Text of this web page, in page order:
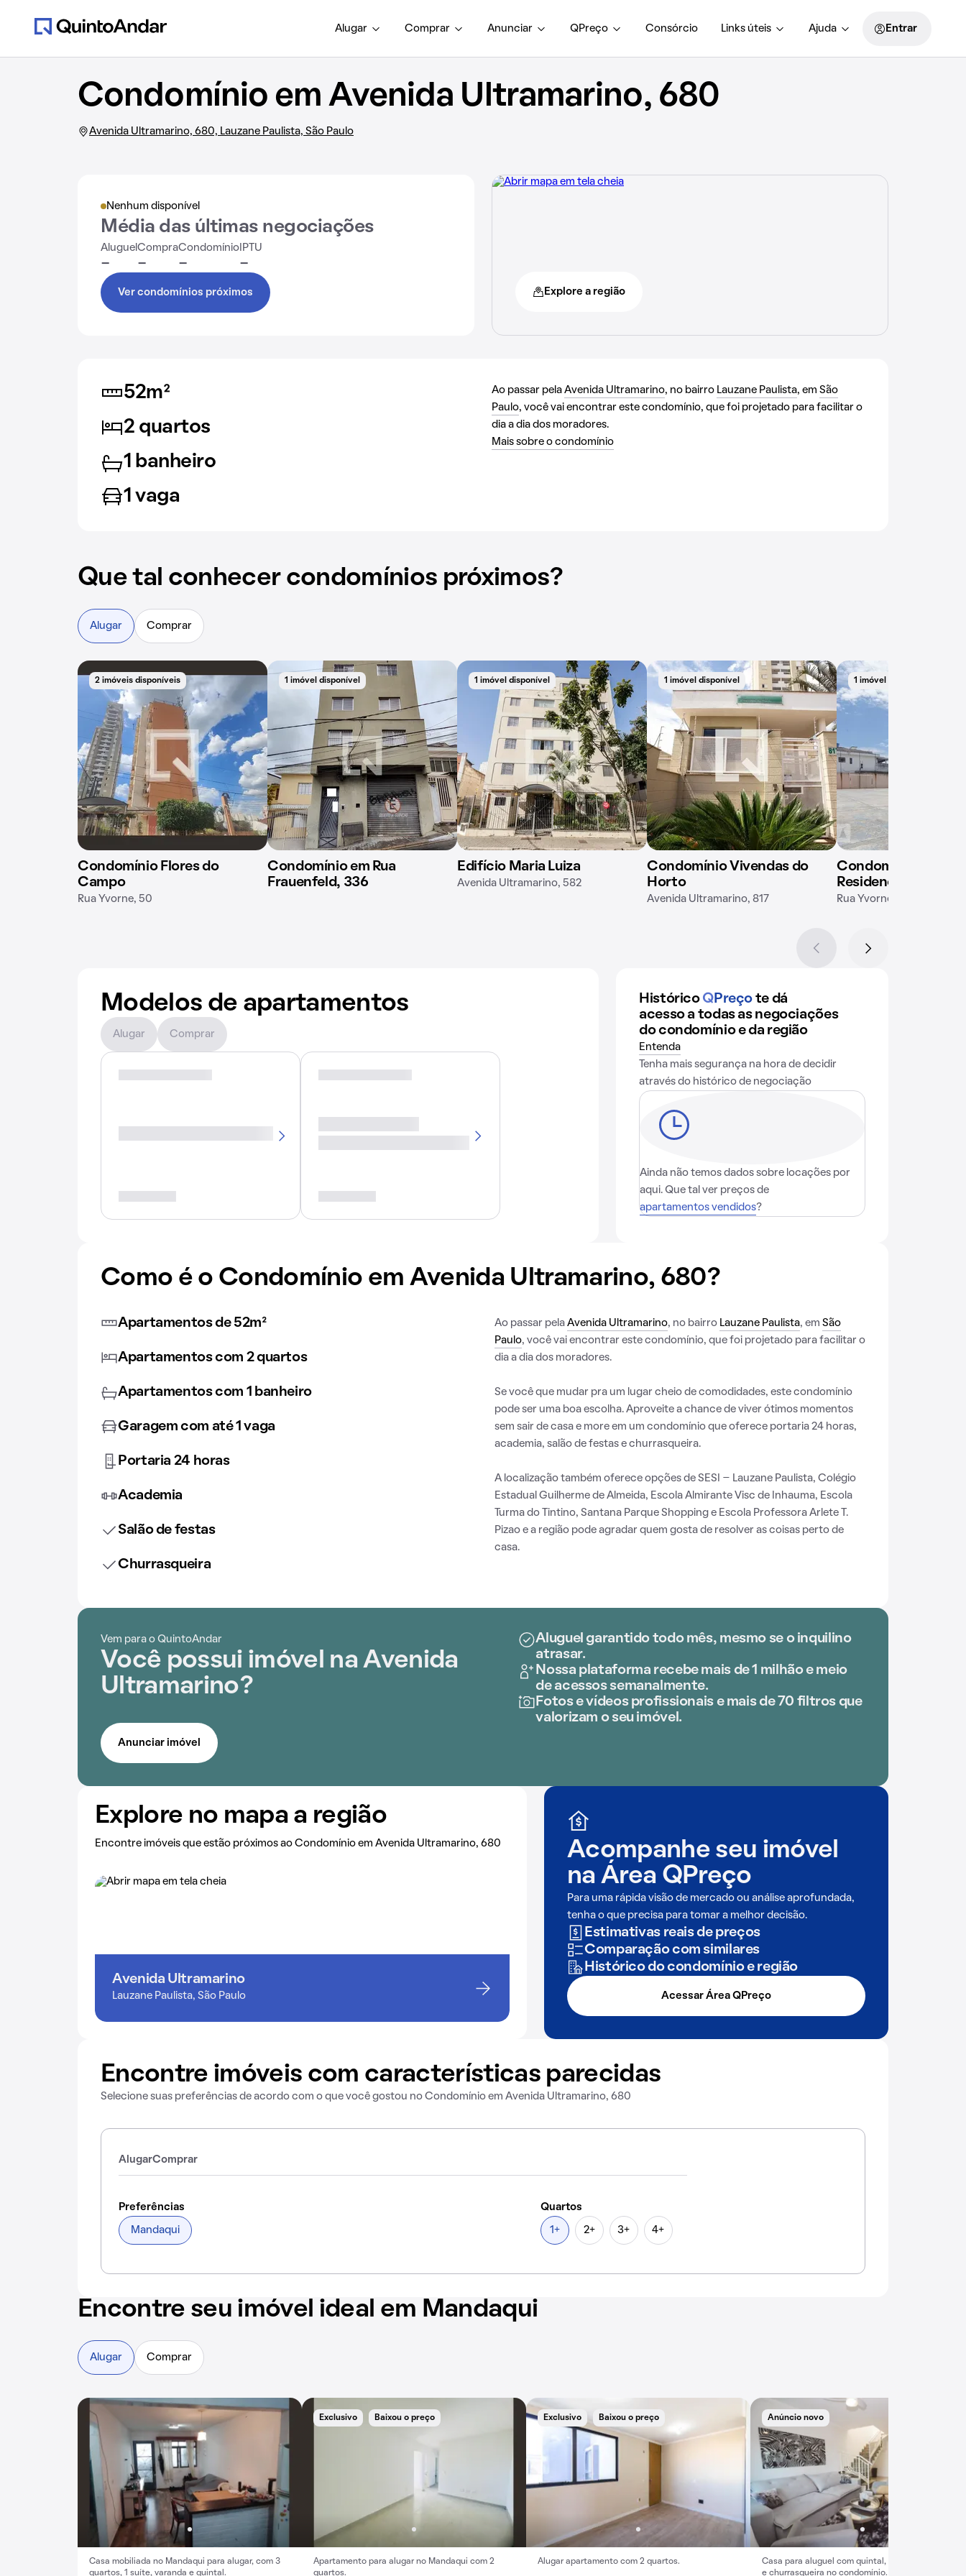
Alugar Comprar Anunciar QPreço Consórcio Links úteis Ajuda Entrar
Condomínio em Avenida Ultramarino, 680
Avenida Ultramarino, 680, Lauzane Paulista, São Paulo
Nenhum disponível
Média das últimas negociações
Aluguel
-
Compra
-
Condomínio
-
IPTU
-
Ver condomínios próximos Explore a região
52m²
2 quartos
1 banheiro
1 vaga
Ao passar pela Avenida Ultramarino, no bairro Lauzane Paulista, em São
Paulo, você vai encontrar este condomínio, que foi projetado para facilitar o
dia a dia dos moradores.
Mais sobre o condomínio
Que tal conhecer condomínios próximos?
Alugar Comprar
2 imóveis disponíveis
Condomínio Flores do
Campo
Rua Yvorne, 50
1 imóvel disponível
Condomínio em Rua
Frauenfeld, 336
1 imóvel disponível
Edifício Maria Luiza
Avenida Ultramarino, 582
1 imóvel disponível
Condomínio Vivendas do
Horto
Avenida Ultramarino, 817
1 imóvel disponível
Condomínio
Residencial
Rua Yvorne, 51
Modelos de apartamentos
Alugar Comprar
Histórico QPreço te dá
acesso a todas as negociações
do condomínio e da região
Entenda
Tenha mais segurança na hora de decidir
através do histórico de negociação
Ainda não temos dados sobre locações por
aqui. Que tal ver preços de
apartamentos vendidos?
Como é o Condomínio em Avenida Ultramarino, 680?
Apartamentos de 52m²
Apartamentos com 2 quartos
Apartamentos com 1 banheiro
Garagem com até 1 vaga
Portaria 24 horas
Academia
Salão de festas
Churrasqueira
Ao passar pela Avenida Ultramarino, no bairro Lauzane Paulista, em São
Paulo, você vai encontrar este condomínio, que foi projetado para facilitar o
dia a dia dos moradores.
Se você que mudar pra um lugar cheio de comodidades, este condomínio
pode ser uma boa escolha. Aproveite a chance de viver ótimos momentos
sem sair de casa e more em um condomínio que oferece portaria 24 horas,
academia, salão de festas e churrasqueira.
A localização também oferece opções de SESI – Lauzane Paulista, Colégio
Estadual Guilherme de Almeida, Escola Almirante Visc de Inhauma, Escola
Turma do Tintino, Santana Parque Shopping e Escola Professora Arlete T.
Pizao e a região pode agradar quem gosta de resolver as coisas perto de
casa.
Vem para o QuintoAndar
Você possui imóvel na Avenida
Ultramarino?
Aluguel garantido todo mês, mesmo se o inquilino
atrasar.
Nossa plataforma recebe mais de 1 milhão e meio
de acessos semanalmente.
Fotos e vídeos profissionais e mais de 70 filtros que
valorizam o seu imóvel.
Anunciar imóvel
Explore no mapa a região
Encontre imóveis que estão próximos ao Condomínio em Avenida Ultramarino, 680
Avenida Ultramarino
Lauzane Paulista, São Paulo
Acompanhe seu imóvel
naÁrea QPreço
Para uma rápida visão de mercado ou análise aprofundada,
tenha o que precisa para tomar a melhor decisão.
Estimativas reais de preços
Comparação com similares
Histórico do condomínio e região
Acessar Área QPreço
Encontre imóveis com características parecidas
Selecione suas preferências de acordo com o que você gostou no Condomínio em Avenida Ultramarino, 680
AlugarComprar
Preferências
Mandaqui
Quartos
1+ 2+ 3+ 4+
Encontre seu imóvel ideal em Mandaqui
Casa mobiliada no Mandaqui para alugar, com 3
quartos, 1 suíte, varanda e quintal.
Exclusivo Baixou o preço
Apartamento para alugar no Mandaqui com 2
quartos.
Exclusivo Baixou o preço
Alugar apartamento com 2 quartos.
Anúncio novo
Casa para aluguel com quintal, varanda, 3 quartos
e churrasqueira no condomínio.
Alugar Comprar